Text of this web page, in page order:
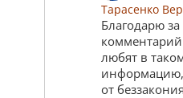
Тарасенко
Благодарю
любят в
информацию,
от